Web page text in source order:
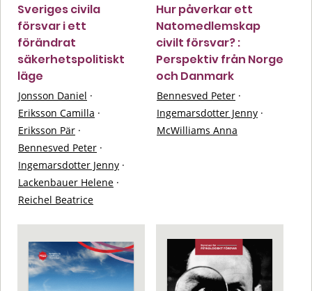
Sveriges civila
försvar i ett
förändrat
säkerhetspolitiskt
läge
Jonsson Daniel ·
Eriksson Camilla ·
Eriksson Pär ·
Bennesved Peter ·
Ingemarsdotter Jenny ·
Lackenbauer Helene ·
Reichel Beatrice
Hur påverkar ett
Natomedlemskap
civilt försvar? :
Perspektiv från Norge
och Danmark
Bennesved Peter ·
Ingemarsdotter Jenny ·
McWilliams Anna